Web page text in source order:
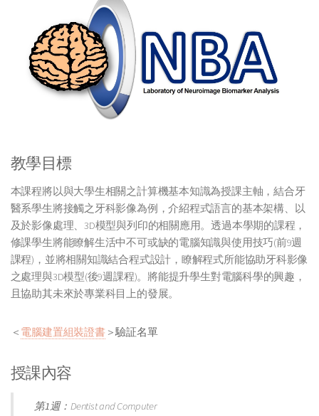
教學目標
本課程將以與大學生相關之計算機基本知識為授課主軸，結合牙
醫系學生將接觸之牙科影像為例，介紹程式語言的基本架構、以
及於影像處理、3D模型與列印的相關應用。透過本學期的課程，
修課學生將能瞭解生活中不可或缺的電腦知識與使用技巧(前9週
課程)，並將相關知識結合程式設計，瞭解程式所能協助牙科影像
之處理與3D模型(後9週課程)。將能提升學生對電腦科學的興趣，
且協助其未來於專業科目上的發展。
＜ 電腦建置組裝證書 ＞驗証名單
授課內容
第1週：Dentist and Computer